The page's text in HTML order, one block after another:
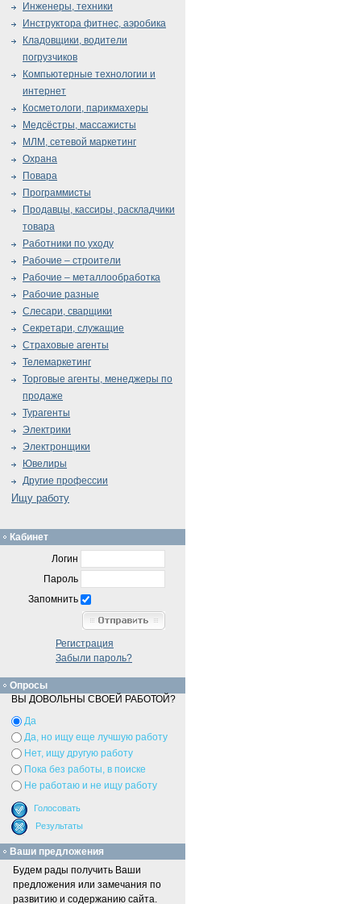
Инженеры, техники
Инструктора фитнес, аэробика
Кладовщики, водители
погрузчиков
Компьютерные технологии и
интернет
Косметологи, парикмахеры
Медсёстры, массажисты
МЛМ, сетевой маркетинг
Охрана
Повара
Программисты
Продавцы, кассиры, раскладчики
товара
Работники по уходу
Рабочие – строители
Рабочие – металлообработка
Рабочие разные
Слесари, сварщики
Секретари, служащие
Страховые агенты
Телемаркетинг
Торговые агенты, менеджеры по
продаже
Турагенты
Электрики
Электронщики
Ювелиры
Другие профессии
Ищу работу
Кабинет
Логин
Пароль
Запомнить
Регистрация
Забыли пароль?
Опросы
ВЫ ДОВОЛЬНЫ СВОЕЙ РАБОТОЙ?
Да
Да, но ищу еще лучшую работу
Нет, ищу другую работу
Пока без работы, в поиске
Не работаю и не ищу работу
Ваши предложения
Будем рады получить Ваши
предложения или замечания по
развитию и содержанию сайта.